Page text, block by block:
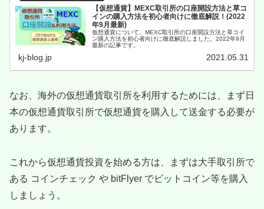
【仮想通貨】MEXC取引所の口座開設方法と草コ
インの購入方法を初心者向けに徹底解説！(2022
年9月最新)
仮想通貨について、MEXC取引所の口座開設方法と草コイ
ン購入方法を初心者向けに徹底解説しました。2022年9月
最新の記事です。
kj-blog.jp 2021.05.31
なお、海外の仮想通貨取引所を利用するためには、まず日
本の仮想通貨取引所で仮想通貨を購入して送金する必要が
あります。
これから仮想通貨投資を始める方は、まずは大手取引所で
ある コインチェック や bitFlyer でビットコイン等を購入
しましょう。